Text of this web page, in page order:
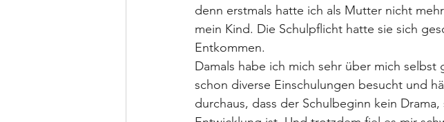
denn erstmals hatte ich als Mutter nicht
mein Kind. Die Schulpflicht hatte sie sich
Entkommen.
Damals habe ich mich sehr über mich
schon diverse Einschulungen besucht und
durchaus, dass der Schulbeginn kein